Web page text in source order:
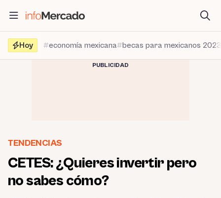
contenido
Hoy
economía mexicana becas para mexicanos 2023
PUBLICIDAD
TENDENCIAS
CETES: ¿Quieres invertir pero
no sabes cómo?